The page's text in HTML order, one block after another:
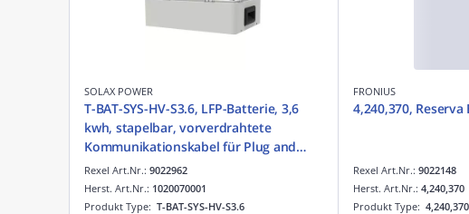
SOLAX POWER
T-BAT-SYS-HV-S3.6, LFP-Batterie, 3,6
kwh, stapelbar, vorverdrahtete
Kommunikationskabel für Plug and
Play, 90% DOD, lange
Zykluslebensdauer > 6000 mal, 90%
DOD
Rexel Art.Nr.: 9022962
Produkt Type: T-BAT-SYS-HV-S3.6
Herst. Art.Nr.: 1020070001
FRONIUS
4,240,370,
Rexel Art.Nr.: 9022148
Produkt Type: 4,240,370
Herst. Art.Nr.: 4,240,370